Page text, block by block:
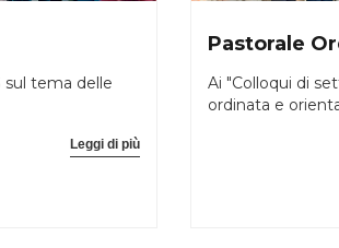
tema delle
Leggi di più
Pastorale
Ai "Colloqui di
ordinata e